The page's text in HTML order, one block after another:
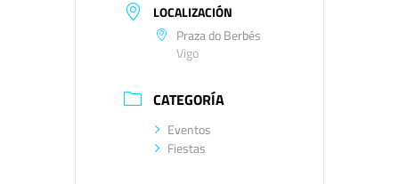
LOCALIZACIÓN
Praza do Berbés
Vigo
CATEGORÍA
Eventos
Fiestas